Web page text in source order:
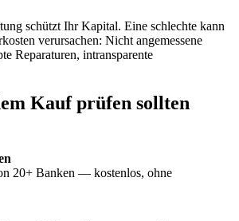
schützt Ihr Kapital. Eine schlechte kann
verursachen: Nicht angemessene
Reparaturen, intransparente
Kauf prüfen sollten
20+ Banken — kostenlos, ohne